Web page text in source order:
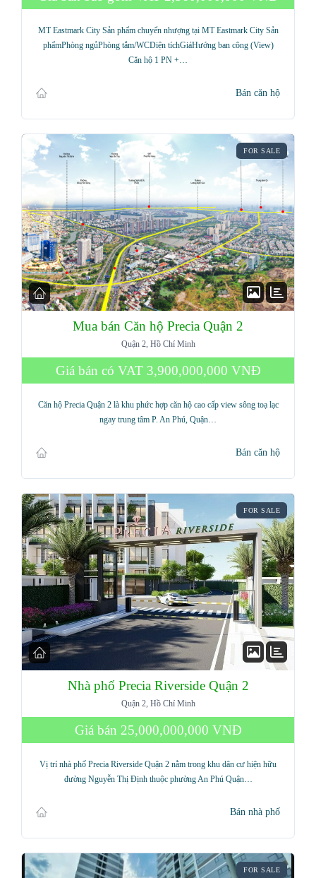
MT Eastmark City Sản phẩm chuyển nhượng tại MT Eastmark City Sản
phẩmPhòng ngủPhòng tắm/WCDiện tíchGiáHướng ban công (View)
Căn hộ 1 PN +…
Bán căn hộ
FOR SALE
Mua bán Căn hộ Precia Quận 2
Quận 2, Hồ Chí Minh
Giá bán có VAT 3,900,000,000 VNĐ
Căn hộ Precia Quận 2 là khu phức hợp căn hộ cao cấp view sông toạ lạc
ngay trung tâm P. An Phú, Quận…
Bán căn hộ
FOR SALE
Nhà phố Precia Riverside Quận 2
Quận 2, Hồ Chí Minh
Giá bán 25,000,000,000 VNĐ
Vị trí nhà phố Precia Riverside Quận 2 nằm trong khu dân cư hiện hữu
đường Nguyễn Thị Định thuộc phường An Phú Quận…
Bán nhà phố
FOR SALE